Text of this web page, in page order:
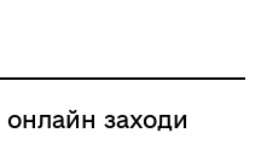
заходи